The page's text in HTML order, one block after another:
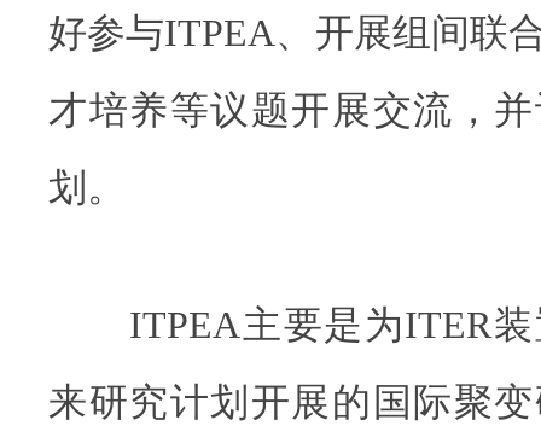
好参与ITPEA、开展组间联
才培养等议题开展交流，
划。
ITPEA主要是为ITER装
来研究计划开展的国际聚